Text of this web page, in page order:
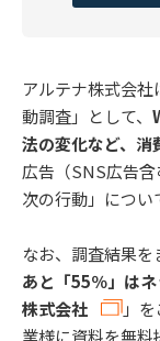
アルテナ株式会
動調査」として、
法の変化など、消
広告（SNS広告
次の行動」につい
なお、調査結果
あと「55％」は
株式会社
」